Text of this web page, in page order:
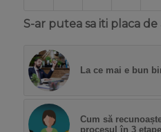
S-ar putea sa iti placa de
La ce mai e bun
Cum să
procesul în 3